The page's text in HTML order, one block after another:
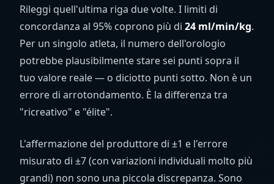
Rileggi quell'ultima riga due volte. I limiti di
concordanza al 95% coprono più di 24 ml/min/kg.
Per un singolo atleta, il numero dell'orologio
potrebbe plausibilmente stare sei punti sopra il
tuo valore reale — o diciotto punti sotto. Non è un
errore di arrotondamento. È la differenza tra
"ricreativo" e "élite".
L'affermazione del produttore di ±1 e l'errore
misurato di ±7 (con variazioni individuali molto più
grandi) non sono una piccola discrepanza. Sono